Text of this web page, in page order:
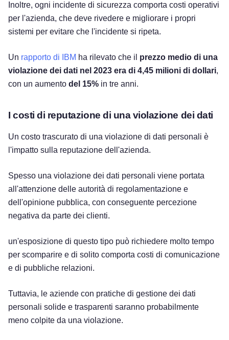
Inoltre, ogni incidente di sicurezza comporta costi operativi
per l'azienda, che deve rivedere e migliorare i propri
sistemi per evitare che l'incidente si ripeta.
Un rapporto di IBM ha rilevato che il prezzo medio di una
violazione dei dati nel 2023 era di 4,45 milioni di dollari,
con un aumento del 15% in tre anni.
I costi di reputazione di una violazione dei dati
Un costo trascurato di una violazione di dati personali è
l'impatto sulla reputazione dell'azienda.
Spesso una violazione dei dati personali viene portata
all'attenzione delle autorità di regolamentazione e
dell'opinione pubblica, con conseguente percezione
negativa da parte dei clienti.
un'esposizione di questo tipo può richiedere molto tempo
per scomparire e di solito comporta costi di comunicazione
e di pubbliche relazioni.
Tuttavia, le aziende con pratiche di gestione dei dati
personali solide e trasparenti saranno probabilmente
meno colpite da una violazione.